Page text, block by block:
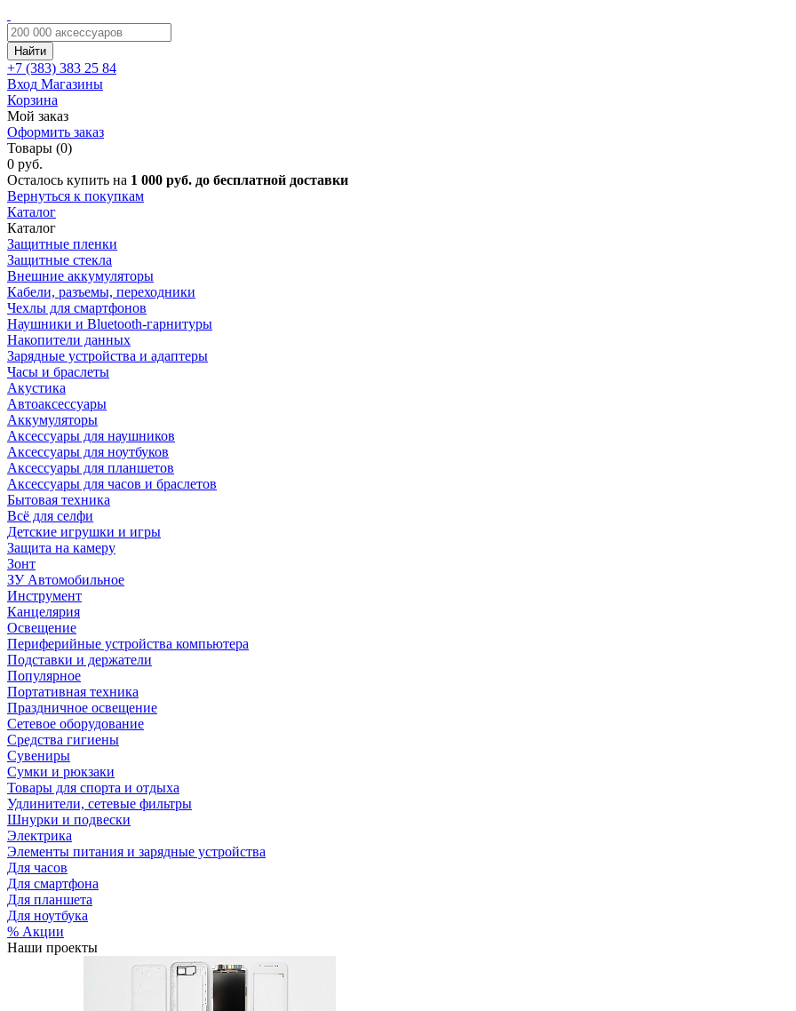
Найти
+7 (383) 383 25 84
Вход Магазины
Корзина
Мой заказ
Оформить заказ
Товары (0)
0 руб.
Осталось купить на 1 000 руб. до бесплатной доставки
Вернуться к покупкам
Каталог
Каталог
Защитные пленки
Защитные стекла
Внешние аккумуляторы
Кабели, разъемы, переходники
Чехлы для смартфонов
Наушники и Bluetooth-гарнитуры
Накопители данных
Зарядные устройства и адаптеры
Часы и браслеты
Акустика
Автоаксессуары
Аккумуляторы
Аксессуары для наушников
Аксессуары для ноутбуков
Аксессуары для планшетов
Аксессуары для часов и браслетов
Бытовая техника
Всё для селфи
Детские игрушки и игры
Защита на камеру
Зонт
ЗУ Автомобильное
Инструмент
Канцелярия
Освещение
Периферийные устройства компьютера
Подставки и держатели
Популярное
Портативная техника
Праздничное освещение
Сетевое оборудование
Средства гигиены
Сувениры
Сумки и рюкзаки
Товары для спорта и отдыха
Удлинители, сетевые фильтры
Шнурки и подвески
Электрика
Элементы питания и зарядные устройства
Для часов
Для смартфона
Для планшета
Для ноутбука
% Акции
Наши проекты